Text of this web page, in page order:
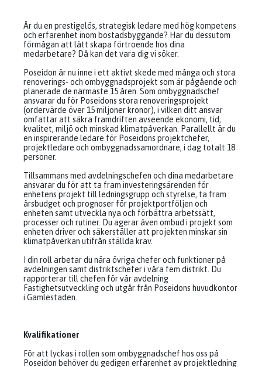
Är du en prestigelös, strategisk ledare med hög kompetens
och erfarenhet inom bostadsbyggande? Har du dessutom
förmågan att lätt skapa förtroende hos dina
medarbetare? Då kan det vara dig vi söker.
Poseidon är nu inne i ett aktivt skede med många och stora
renoverings- och ombyggnadsprojekt som är pågående och
planerade de närmaste 15 åren. Som ombyggnadschef
ansvarar du för Poseidons stora renoveringsprojekt
(ordervärde över 15 miljoner kronor), i vilken ditt ansvar
omfattar att säkra framdriften avseende ekonomi, tid,
kvalitet, miljö och minskad klimatpåverkan. Parallellt är du
en inspirerande ledare för Poseidons projektchefer,
projektledare och ombyggnadssamordnare, i dag totalt 18
personer.
Tillsammans med avdelningschefen och dina medarbetare
ansvarar du för att ta fram investeringsärenden för
enhetens projekt till ledningsgrupp och styrelse, ta fram
årsbudget och prognoser för projektportföljen och
enheten samt utveckla nya och förbättra arbetssätt,
processer och rutiner. Du agerar även ombud i projekt som
enheten driver och säkerställer att projekten minskar sin
klimatpåverkan utifrån ställda krav.
I din roll arbetar du nära övriga chefer och funktioner på
avdelningen samt distriktschefer i våra fem distrikt. Du
rapporterar till chefen för vår avdelning
Fastighetsutveckling och utgår från Poseidons huvudkontor
i Gamlestaden.
Kvalifikationer
För att lyckas i rollen som ombyggnadschef hos oss på
Poseidon behöver du gedigen erfarenhet av projektledning